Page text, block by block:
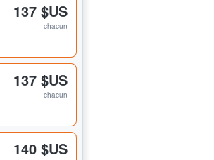
137 $US
chacun
137 $US
chacun
140 $US